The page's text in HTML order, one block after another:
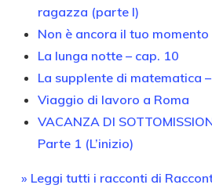
ragazza (parte I)
Non è ancora il tuo momento
La lunga notte – cap. 10
La supplente di matematica
Viaggio di lavoro a Roma
VACANZA DI
Parte 1 (L’inizio)
» Leggi tutti i racconti di